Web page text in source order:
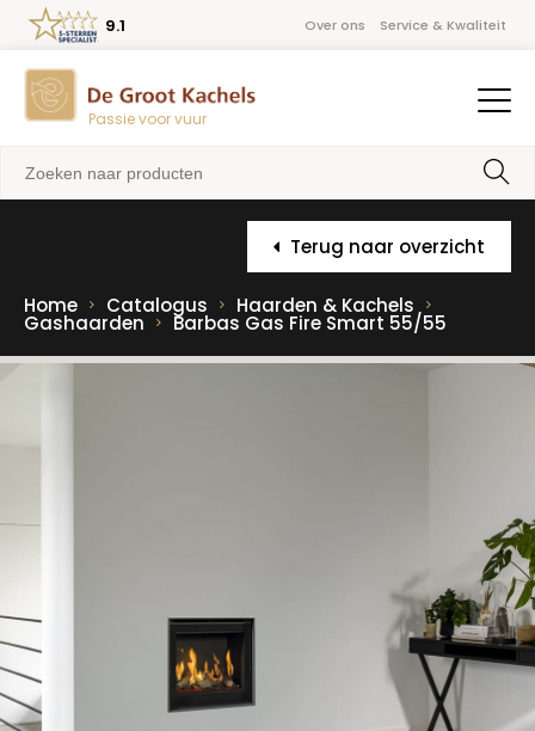
Over ons Service & Kwaliteit
Passie voor vuur
9.1
Terug naar overzicht
Home Catalogus Haarden & Kachels
Gashaarden Barbas Gas Fire Smart 55/55